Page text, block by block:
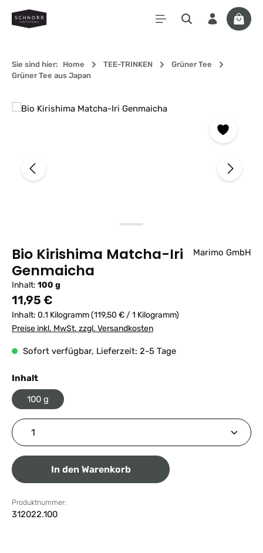
Zum Hauptinhalt springen
Sie sind hier: Home TEE-TRINKEN
Grüner Tee
Grüner Tee aus Japan
Bildergalerie überspringen
Bio Kirishima Matcha-Iri
Genmaicha
Inhalt: 100 g
Marimo GmbH
Regulärer Preis:
11,95 €
Inhalt: 0.1 Kilogramm(119,50 € / 1 Kilogramm)
Preise inkl. MwSt. zzgl. Versandkosten
Sofort verfügbar, Lieferzeit: 2-5 Tage
Inhaltauswählen
100 g
Produkt Anzahl: Gib den gewünschten Wert ein
In den Warenkorb
Produktnummer:
312022.100